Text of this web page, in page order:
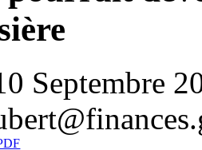
Septembre